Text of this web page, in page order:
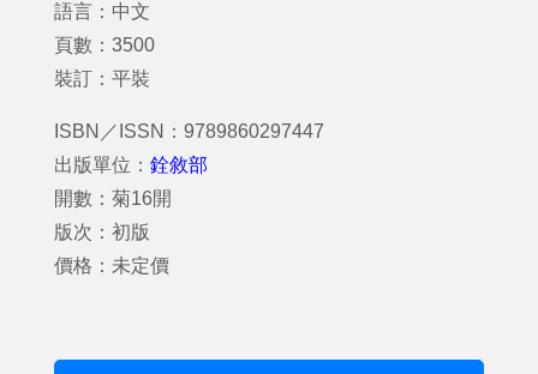
語言：中文
頁數：3500
裝訂：平裝
ISBN／ISSN：9789860297447
出版單位： 銓敘部
開數：菊16開
版次：初版
價格：未定價